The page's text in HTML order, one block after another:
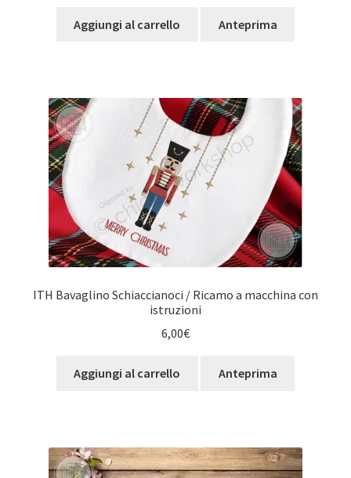
Aggiungi al carrello Anteprima
ITH Bavaglino Schiaccianoci / Ricamo a macchina con
istruzioni
6,00€
Aggiungi al carrello Anteprima